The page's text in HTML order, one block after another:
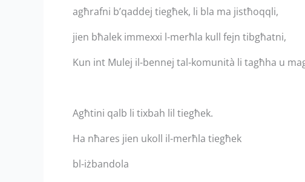
agħrafni b’qaddej tiegħek, li bla ma jistħoqqli,
jien bħalek immexxi l-merħla kull fejn tibgħatni,
Kun int Mulej il-bennej tal-komunità li tagħha u
Agħtini qalb li tixbah lil tiegħek.
Ha nħares jien ukoll il-merħla tiegħek
bl-iżbandola